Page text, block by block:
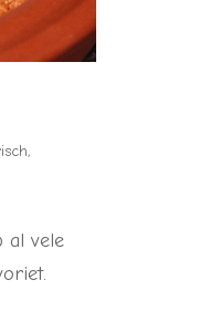
,
al vele